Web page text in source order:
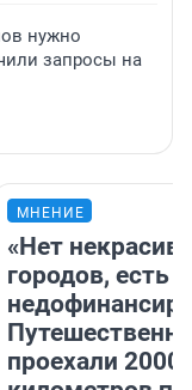
нужно
запросы на
МНЕНИЕ
«Нет
городов, есть
проехали 2000